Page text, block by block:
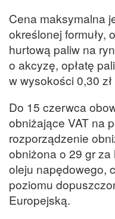
Cena maksymalna
określonej formuły,
hurtową paliw na
o akcyzę, opłatę
w wysokości 0,30
Do 15 czerwca
obniżające VAT na
rozporządzenie
obniżona o 29 gr za
oleju napędowego,
poziomu
Europejską.